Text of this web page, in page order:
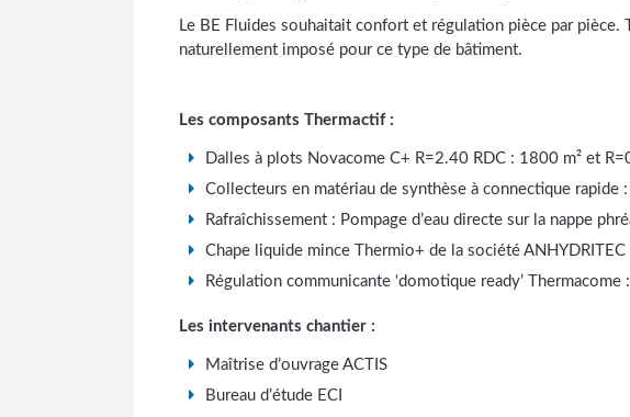
Le BE Fluides souhaitait confort et régulation pièce par pièce.
naturellement imposé pour ce type de bâtiment.
Les composants Thermactif :
Dalles à plots Novacome C+ R=2.40 RDC : 1800 m² et
Collecteurs en matériau de synthèse à connectique
Rafraîchissement : Pompage d’eau directe sur la nappe
Chape liquide mince Thermio+ de la société ANHYDRITEC
Régulation communicante ‘domotique ready’
Les intervenants chantier :
Maîtrise d’ouvrage ACTIS
Bureau d’étude ECI